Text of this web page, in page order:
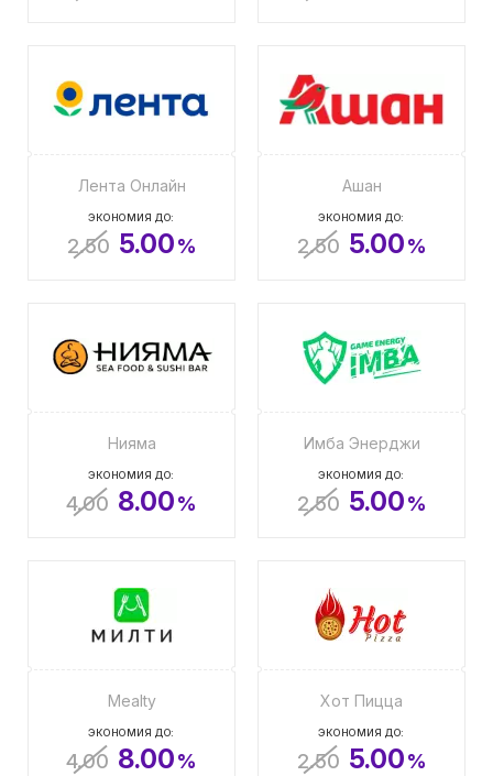
Лента Онлайн
ЭКОНОМИЯ ДО:
2.50 5.00%
Ашан
ЭКОНОМИЯ ДО:
2.50 5.00%
Нияма
ЭКОНОМИЯ ДО:
4.00 8.00%
Имба Энерджи
ЭКОНОМИЯ ДО:
2.50 5.00%
Mealty
ЭКОНОМИЯ ДО:
4.00 8.00%
Хот Пицца
ЭКОНОМИЯ ДО:
2.50 5.00%